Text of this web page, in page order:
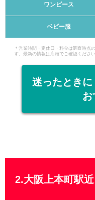
ワンピース
ベビー服
＊営業時間・定休日・料金は調査時点
す。最新の情報は店頭でご確認ください
迷ったとき
お
2.大阪上本町駅